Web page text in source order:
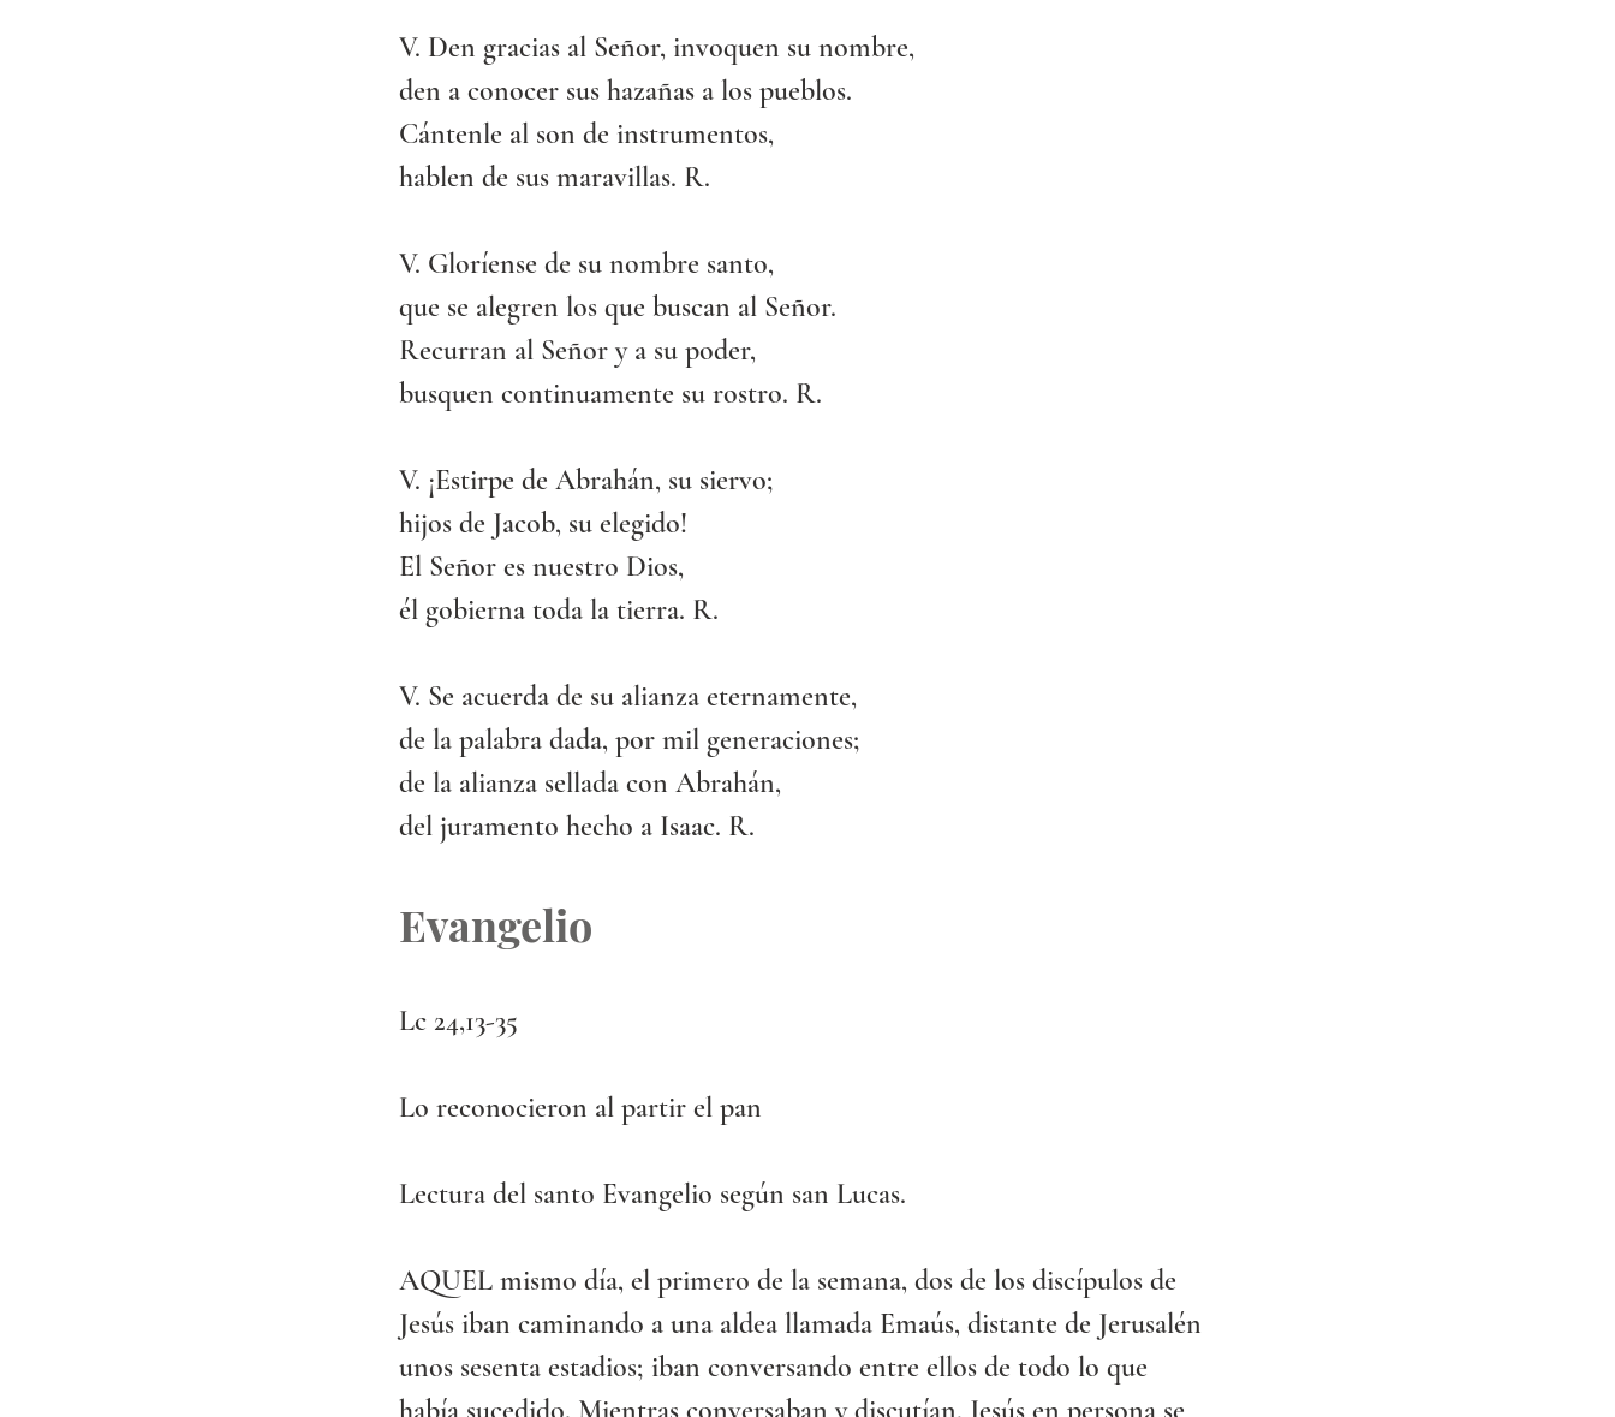
V. Den gracias al Señor, invoquen su nombre,
den a conocer sus hazañas a los pueblos.
Cántenle al son de instrumentos,
hablen de sus maravillas. R.
V. Gloríense de su nombre santo,
que se alegren los que buscan al Señor.
Recurran al Señor y a su poder,
busquen continuamente su rostro. R.
V. ¡Estirpe de Abrahán, su siervo;
hijos de Jacob, su elegido!
El Señor es nuestro Dios,
él gobierna toda la tierra. R.
V. Se acuerda de su alianza eternamente,
de la palabra dada, por mil generaciones;
de la alianza sellada con Abrahán,
del juramento hecho a Isaac. R.
Evangelio
Lc 24,13-35
Lo reconocieron al partir el pan
Lectura del santo Evangelio según san Lucas.
AQUEL mismo día, el primero de la semana, dos de los discípulos de
Jesús iban caminando a una aldea llamada Emaús, distante de Jerusalén
unos sesenta estadios; iban conversando entre ellos de todo lo que